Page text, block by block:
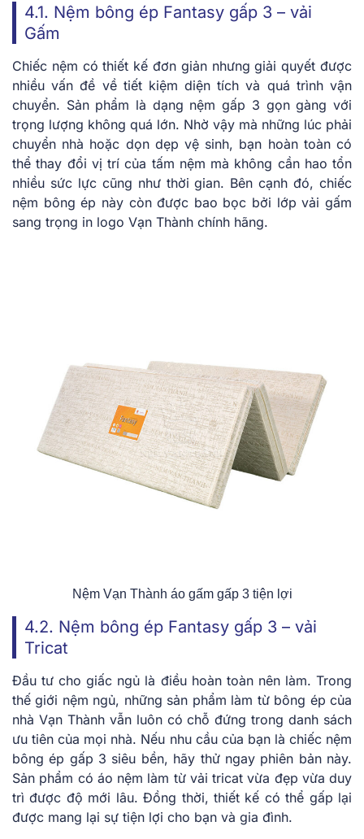
4.1. Nệm bông ép Fantasy gấp 3 – vải
Gấm
Chiếc nệm có thiết kế đơn giản nhưng giải quyết được
nhiều vấn đề về tiết kiệm diện tích và quá trình vận
chuyển. Sản phẩm là dạng nệm gấp 3 gọn gàng với
trọng lượng không quá lớn. Nhờ vậy mà những lúc phải
chuyển nhà hoặc dọn dẹp vệ sinh, bạn hoàn toàn có
thể thay đổi vị trí của tấm nệm mà không cần hao tổn
nhiều sức lực cũng như thời gian. Bên cạnh đó, chiếc
nệm bông ép này còn được bao bọc bởi lớp vải gấm
sang trọng in logo Vạn Thành chính hãng.
Nệm Vạn Thành áo gấm gấp 3 tiện lợi
4.2. Nệm bông ép Fantasy gấp 3 – vải
Tricat
Đầu tư cho giấc ngủ là điều hoàn toàn nên làm. Trong
thế giới nệm ngủ, những sản phẩm làm từ bông ép của
nhà Vạn Thành vẫn luôn có chỗ đứng trong danh sách
ưu tiên của mọi nhà. Nếu nhu cầu của bạn là chiếc nệm
bông ép gấp 3 siêu bền, hãy thử ngay phiên bản này.
Sản phẩm có áo nệm làm từ vải tricat vừa đẹp vừa duy
trì được độ mới lâu. Đồng thời, thiết kế có thể gấp lại
được mang lại sự tiện lợi cho bạn và gia đình.